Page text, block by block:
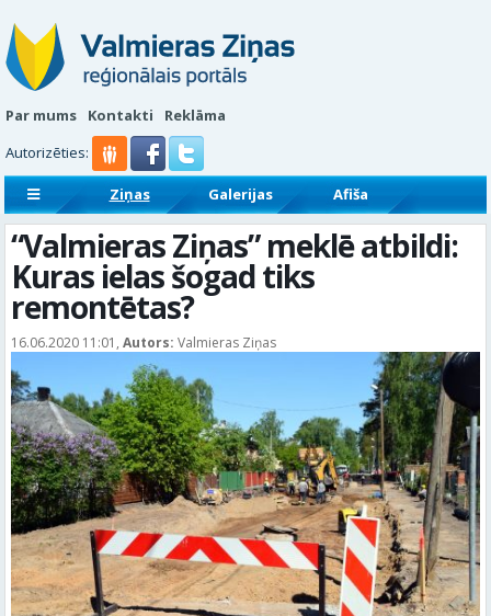
Par mums Kontakti
Reklāma
Autorizēties:
Ziņas Galerijas
Afiša
Sludinājumi
Reklāmraksti
“Valmieras Ziņas” meklē atbildi:
Kuras ielas šogad tiks
remontētas?
16.06.2020 11:01, Autors: Valmieras Ziņas